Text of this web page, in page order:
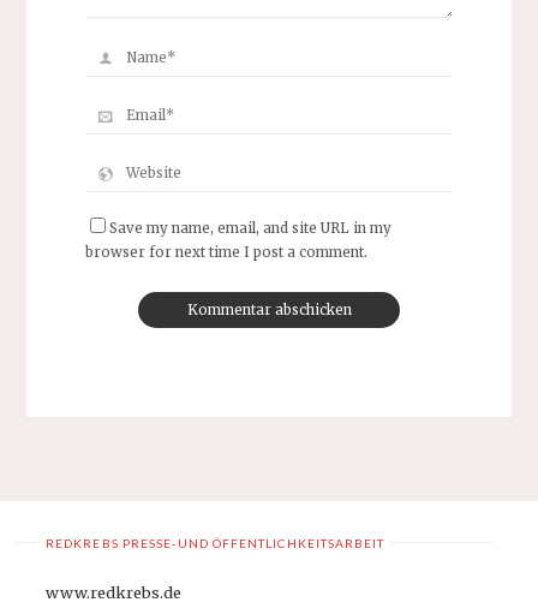
Save my name, email, and site URL in my
browser for next time I post a comment.
REDKREBS PRESSE-UND ÖFFENTLICHKEITSARBEIT
www.redkrebs.de